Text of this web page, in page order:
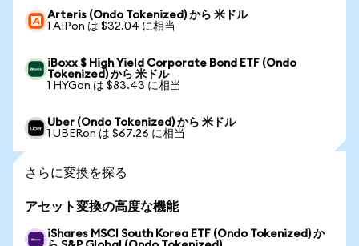
Arteris (Ondo Tokenized) から 米ドル
1 AIPon は $32.04 に相当
iBoxx $ High Yield Corporate Bond ETF (Ondo
Tokenized) から 米ドル
1 HYGon は $83.43 に相当
Uber (Ondo Tokenized) から 米ドル
1 UBERon は $67.26 に相当
さらに変換を探る
アセット変換の高度な機能
iShares MSCI South Korea ETF (Ondo Tokenized) か